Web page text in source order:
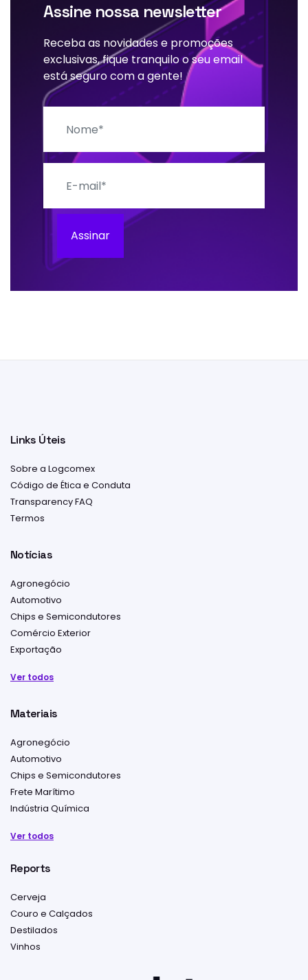
Assine nossa newsletter
Receba as novidades e promoções
exclusivas, fique tranquilo o seu email
está seguro com a gente!
Assinar
Links Úteis
Sobre a Logcomex
Código de Ética e Conduta
Transparency FAQ
Termos
Notícias
Agronegócio
Automotivo
Chips e Semicondutores
Comércio Exterior
Exportação
Ver todos
Materiais
Agronegócio
Automotivo
Chips e Semicondutores
Frete Marítimo
Indústria Química
Ver todos
Reports
Cerveja
Couro e Calçados
Destilados
Vinhos